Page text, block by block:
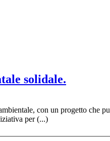
solidale.
con un progetto che
per (...)